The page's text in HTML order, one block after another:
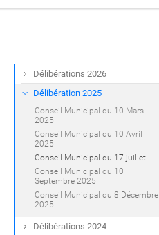
Délibérations 2026
Délibération 2025
Conseil Municipal du 10 Mars
2025
Conseil Municipal du 10 Avril
2025
Conseil Municipal du 17 juillet
Conseil Municipal du 10
Septembre 2025
Conseil Municipal du 8 Décembre
2025
Délibérations 2024